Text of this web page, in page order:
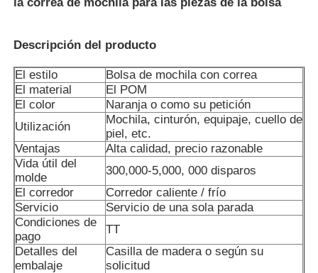
Sobre nosotros
Visita a la fábrica
Control de Calidad
Contacto
noticias
Solicitar una cotización
Descripción del producto
El estilo
Bolsa de mochila con correa
El material
El POM
El color
Naranja o como su petición
Utilización
Mochila, cinturón, equipaje, cuello de
piel, etc.
Ventajas
Alta calidad, precio razonable
Vida útil del
molde
300,000-5,000, 000 disparos
El corredor
Corredor caliente / frío
Servicio
Servicio de una sola parada
Condiciones de
pago
TT
Detalles del
embalaje
Casilla de madera o según su
solicitud